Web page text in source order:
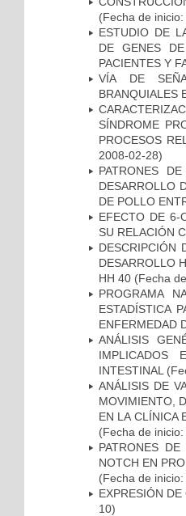
(Fecha de
ESTUDIO DE
DE GENES
PACIENTES Y
VÍA DE
BRANQUIALES
SÍNDROME
PROCESOS
2008-02-28)
PATRONES
DESARROLLO
DE POLLO
EFECTO DE 6-
SU RELACIÓN
DESCRIPCIÓN
DESARROLLO
HH 40 (Fecha
PROGRAMA
ESTADÍSTICA
ENFERMEDAD
ANÁLISIS
IMPLICADOS
INTESTINAL
ANÁLISIS DE
MOVIMIENTO,
EN LA CLÍNICA
(Fecha de
PATRONES
NOTCH EN
(Fecha de
EXPRESIÓN
10)